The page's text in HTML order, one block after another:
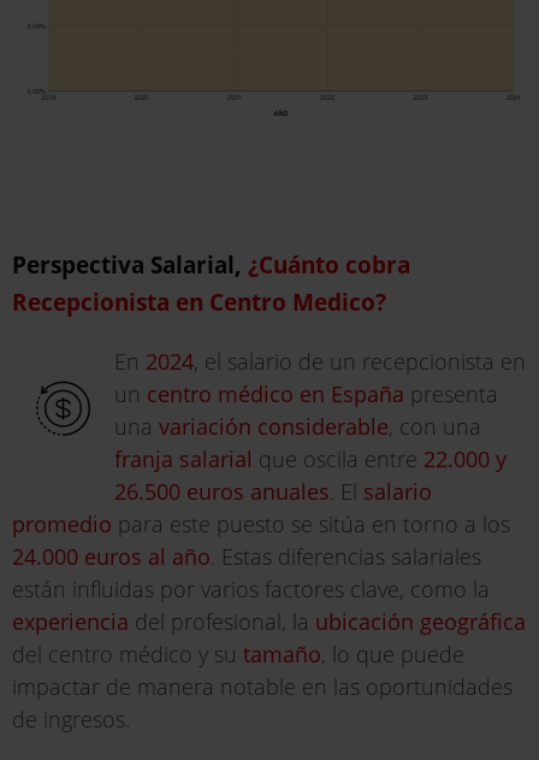
Perspectiva Salarial, ¿Cuánto cobra
Recepcionista en Centro Medico?
En 2024, el salario de un recepcionista en
un centro médico en España presenta
una variación considerable, con una
franja salarial que oscila entre 22.000 y
26.500 euros anuales. El salario
promedio para este puesto se sitúa en torno a los
24.000 euros al año. Estas diferencias salariales
están influidas por varios factores clave, como la
experiencia del profesional, la ubicación geográfica
del centro médico y su tamaño, lo que puede
impactar de manera notable en las oportunidades
de ingresos.